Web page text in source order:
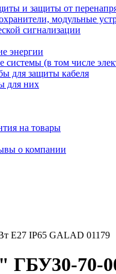
и защиты от
модульные
сигнализации
энергии
системы (в том числе
для защиты кабеля
для них
на товары
о компании
E27 IP65 GALAD 01179
70-